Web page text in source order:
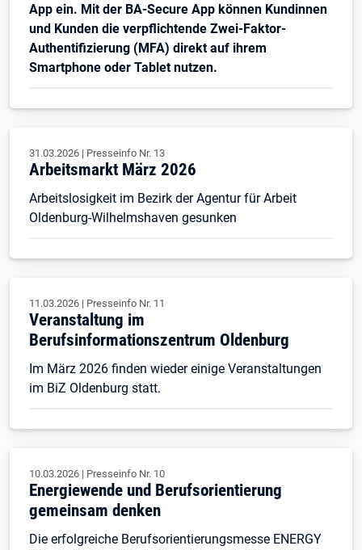
App ein. Mit der BA-Secure App können Kundinnen
und Kunden die verpflichtende Zwei-Faktor-
Authentifizierung (MFA) direkt auf ihrem
Smartphone oder Tablet nutzen.
31.03.2026 | Presseinfo Nr. 13
Arbeitsmarkt März 2026
Arbeitslosigkeit im Bezirk der Agentur für Arbeit
Oldenburg-Wilhelmshaven gesunken
11.03.2026 | Presseinfo Nr. 11
Veranstaltung im
Berufsinformationszentrum Oldenburg
Im März 2026 finden wieder einige Veranstaltungen
im BiZ Oldenburg statt.
10.03.2026 | Presseinfo Nr. 10
Energiewende und Berufsorientierung
gemeinsam denken
Die erfolgreiche Berufsorientierungsmesse ENERGY